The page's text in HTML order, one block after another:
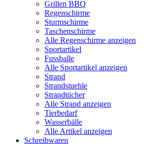
Grillen BBQ
Regenschirme
Sturmschirme
Taschenschirme
Alle Regenschirme anzeigen
Sportartikel
Fussballe
Alle Sportartikel anzeigen
Strand
Strandstuehle
Strandtücher
Alle Strand anzeigen
Tierbedarf
Wasserbälle
Alle Artikel anzeigen
Schreibwaren